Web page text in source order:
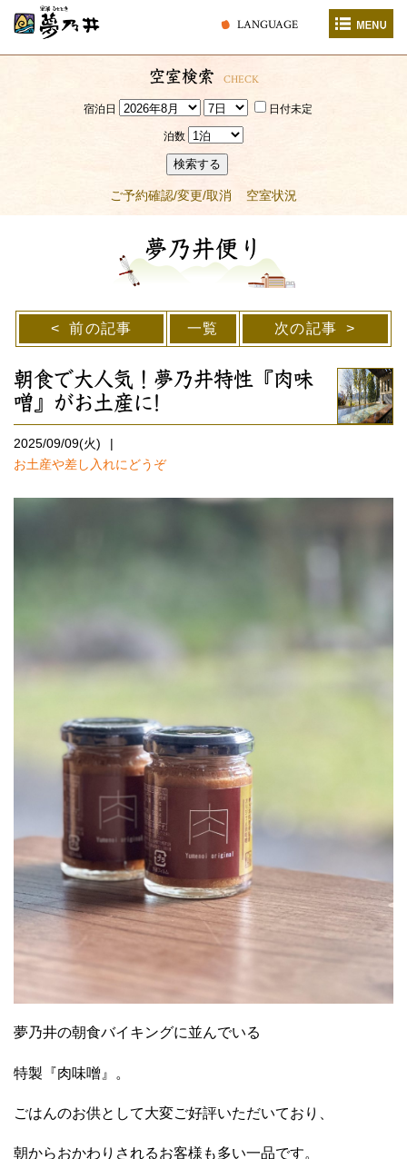
LANGUAGE
空室検索 CHECK
宿泊日 日付未定
泊数
検索する
ご予約確認/変更/取消 空室状況
夢乃井便り
前の記事 一覧 次の記事
朝食で大人気！夢乃井特性『肉味
噌』がお土産に!
2025/09/09(火)
お土産や差し入れにどうぞ
夢乃井の朝食バイキングに並んでいる
特製『肉味噌』。
ごはんのお供として大変ご好評いただいており、
朝からおかわりされるお客様も多い一品です。